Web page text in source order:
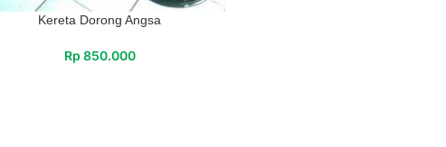
Kereta Dorong Angsa
Rp 850.000